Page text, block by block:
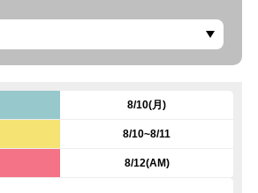
8/10(月)
8/10~8/11
8/12(AM)